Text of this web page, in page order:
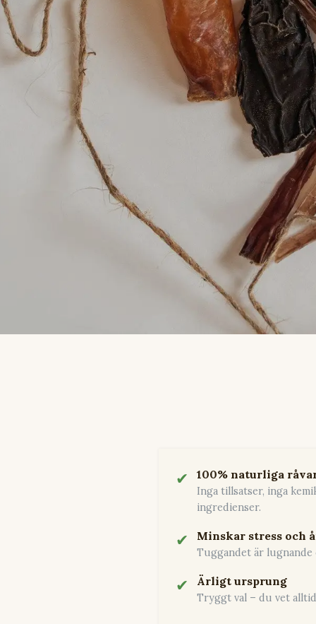
✔ 100% naturliga
Inga tillsatser, inga
ingredienser.
✔ Minskar stress och
Tuggandet är lugnande
✔ Ärligt ursprung
Tryggt val – du vet